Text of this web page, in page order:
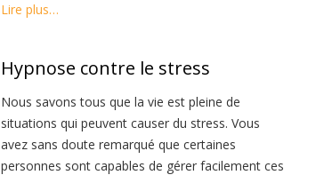
Lire plus…
Hypnose contre le stress
Nous savons tous que la vie est pleine de
situations qui peuvent causer du stress. Vous
avez sans doute remarqué que certaines
personnes sont capables de gérer facilement ces